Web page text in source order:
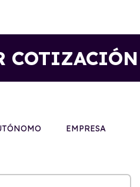
COTIZACIÓN
EMPRESA